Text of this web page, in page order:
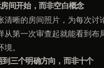
房间开始，而非空白概念
清晰的房间照片，为每次讨
从第一次审查起就能看到布
。
到三个明确方向，而非十个